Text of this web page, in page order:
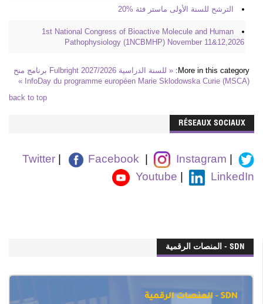
الترشح للسنة الأولى ماستر فئة %20
1st National Congress of Bioactive Molecule and Human
Pathophysiology (1NCBMHP) November 11&12,2026
More in this category: « للسنة الدراسية 2027/2026 Fulbright برنامج منح
InfoDay du programme européen Marie Sklodowska Curie (MSCA) »
back to top
RÉSEAUX SOCIAUX
Twitter Facebook Instagram
Youtube
LinkedIn
SDN - المنصات الرقمية